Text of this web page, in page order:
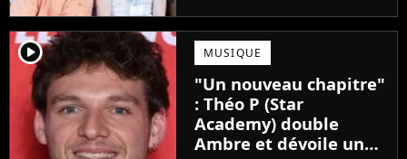
dernière minute pour
des raisons de santé, ne
sera finalement pas
reprogrammé.
player2 MUSIQUE
"Un nouveau chapitre"
: Théo P (Star
Academy) double
Ambre et dévoile un